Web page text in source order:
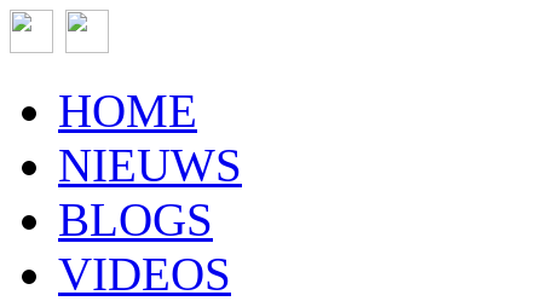
HOME
NIEUWS
BLOGS
VIDEOS